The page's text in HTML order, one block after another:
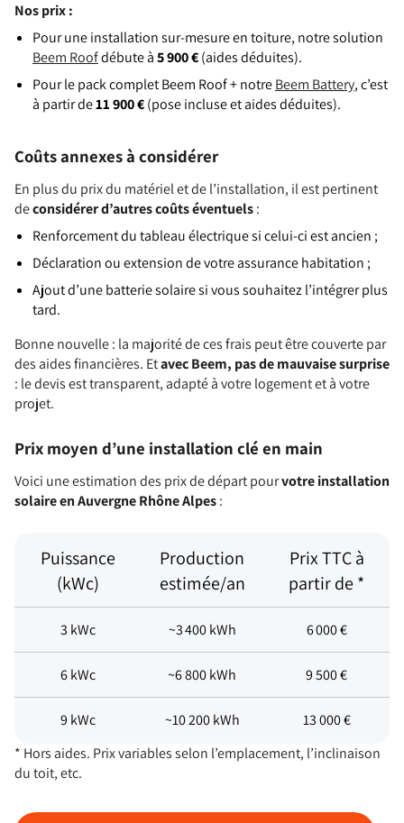
Nos prix :
Pour une installation sur-mesure en toiture, notre solution
Beem Roofdébute à5 900 €(aides déduites).
Pour le pack complet Beem Roof + notreBeem Battery, c’est
à partir de11 900 €(pose incluse et aides déduites).
Coûts annexes à considérer
En plus du prix du matériel et de l’installation, il est pertinent
deconsidérer d’autres coûts éventuels:
Renforcement du tableau électrique si celui-ci est ancien ;
Déclaration ou extension de votre assurance habitation ;
Ajout d’une batterie solaire si vous souhaitez l’intégrer plus
tard.
Bonne nouvelle : la majorité de ces frais peut être couverte par
des aides financières. Etavec Beem, pas de mauvaise surprise
: le devis est transparent, adapté à votre logement et à votre
projet.
Prix moyen d’une installation clé en main
Voici une estimation des prix de départ pourvotre installation
solaire en Auvergne Rhône Alpes:
Puissance
(kWc)
Production
estimée/an
Prix TTC à
partir de *
3 kWc ~3 400 kWh 6 000 €
6 kWc ~6 800 kWh 9 500 €
9 kWc ~10 200 kWh
13 000 €
* Hors aides. Prix variables selon l’emplacement, l’inclinaison
du toit, etc.